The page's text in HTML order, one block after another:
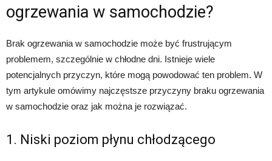
ogrzewania w samochodzie?
Brak ogrzewania w samochodzie może być frustrującym
problemem, szczególnie w chłodne dni. Istnieje wiele
potencjalnych przyczyn, które mogą powodować ten problem. W
tym artykule omówimy najczęstsze przyczyny braku ogrzewania
w samochodzie oraz jak można je rozwiązać.
1. Niski poziom płynu chłodzącego